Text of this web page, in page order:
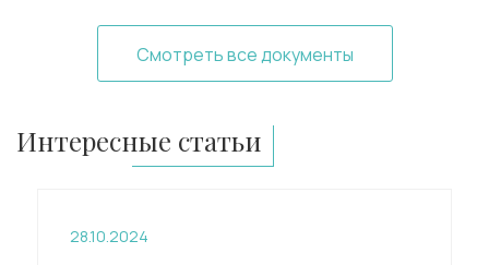
Смотреть все документы
Интересные статьи
28.10.2024